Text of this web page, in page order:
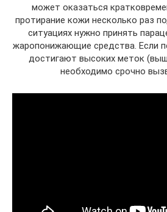
может оказаться
протирание кожи несколько раз
ситуациях нужно принять
жаропонижающие средства. Если
достигают высоких меток
необходимо срочно